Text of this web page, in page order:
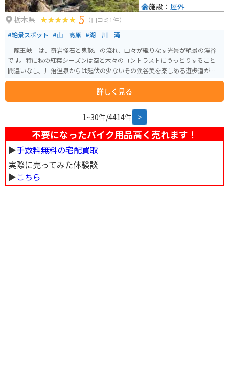
栃木県 5 （口コミ1件）
#絶景スポット #山｜高原 #湖｜川｜滝
「龍王峡」は、奇岩怪石と鬼怒川の流れ、山々が織りなす光景が絶景の渓谷
です。特に秋の紅葉シーズンは空と木々のコントラストにうっとりすること
間違いなし。川治温泉からは起伏の少ないその渓谷美を楽しめる遊歩道が整
備されており、約7km、3～4時間程度で歩くことができます。代表的な「む
ささび橋巡回コース」は往復約2.3kmで1時間〜1時間半ほとです。のんびり
とハイキングを楽しみたい方にオススメです。
詳しく見る
施設： 屋外
1~30件/4414件 >
不要になったバイク用品高く売れます！
▶︎手数料無料の宅配買取
実際に売ってみた体験談
▶︎こちら